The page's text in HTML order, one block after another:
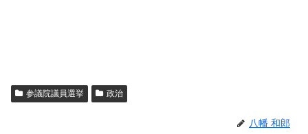
参議院議員選挙 政治
八幡 和郎